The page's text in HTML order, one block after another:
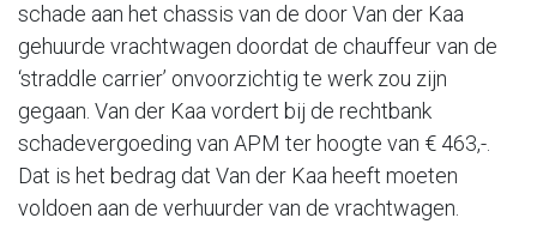
schade aan het chassis van de door Van der Kaa
gehuurde vrachtwagen doordat de chauffeur van de
‘straddle carrier’ onvoorzichtig te werk zou zijn
gegaan. Van der Kaa vordert bij de rechtbank
schadevergoeding van APM ter hoogte van € 463,-.
Dat is het bedrag dat Van der Kaa heeft moeten
voldoen aan de verhuurder van de vrachtwagen.